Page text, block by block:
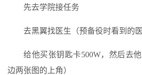
先去学院接任务
去黑翼找医生（预备役时看到的
给他买张钥匙卡500W，然后去
边两张图的上角）